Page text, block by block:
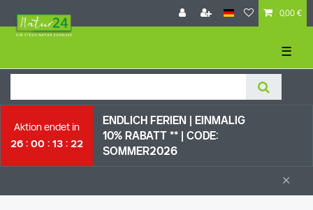
0,00 €
☰
Aktion endet in
26
00 13 21
ENDLICH FERIEN | EI NMALIG
10% RABATT ** |
CODE:
SOMMER2026
×